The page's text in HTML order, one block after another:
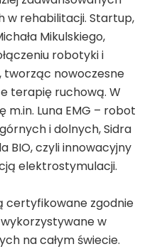
rehabilitacji. Startup,
Mikulskiego,
robotyki i
tworząc nowoczesne
terapię ruchową. W
Luna EMG – robot
i dolnych, Sidra
BIO, czyli innowacyjny
elektrostymulacji.
certyfikowane zgodnie
wykorzystywane w
na całym świecie.